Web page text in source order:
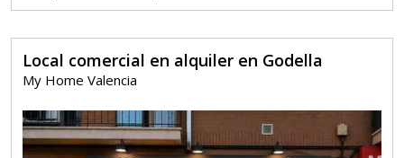
Local comercial en alquiler en Godella
My Home Valencia